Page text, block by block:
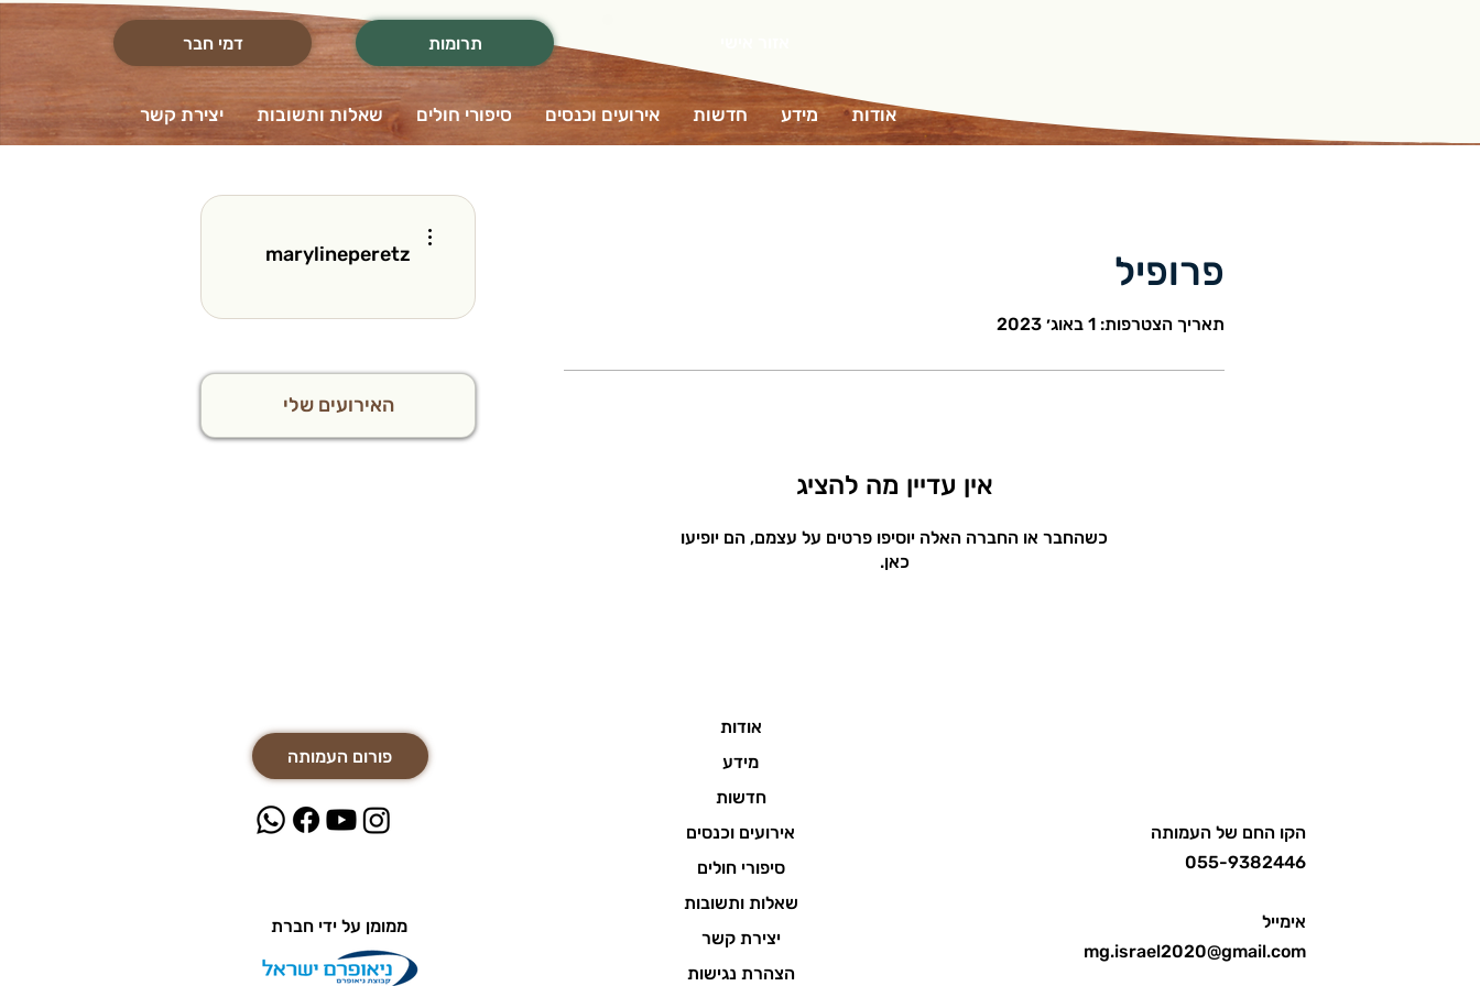
דמי חבר תרומות
אודות מידע חדשות אירועים וכנסים סיפורי חולים שאלות ותשובות יצירת קשר
פרופיל
תאריך הצטרפות: 1 באוג׳ 2023
אין עדיין מה להציג
כשהחבר או החברה האלה יוסיפו פרטים על עצמם, הם יופיעו
כאן.
marylineperetz
האירועים שלי
פורום העמותה
ממומן על ידי חברת
אודות
מידע
חדשות
אירועים וכנסים
סיפורי חולים
שאלות ותשובות
יצירת קשר
הצהרת נגישות
הקו החם של העמותה
055-9382446
אימייל
mg.israel2020@gmail.com